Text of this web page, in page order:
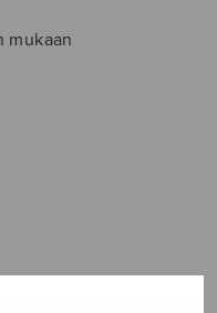
mukaan